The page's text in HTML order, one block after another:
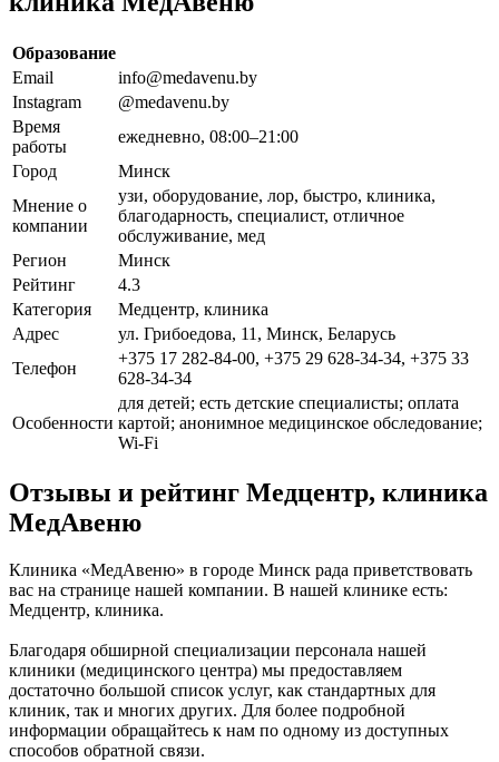
Образование
Email
info@medavenu.by
Instagram
@medavenu.by
Время
работы
ежедневно, 08:00–21:00
Город
Минск
Мнение о
компании
узи, оборудование, лор, быстро, клиника,
благодарность, специалист, отличное
обслуживание, мед
Регион
Минск
Рейтинг
4.3
Категория
Медцентр, клиника
Адрес
ул. Грибоедова, 11, Минск, Беларусь
Телефон
+375 17 282-84-00, +375 29 628-34-34, +375 33
628-34-34
Особенности
для детей; есть детские специалисты; оплата
картой; анонимное медицинское обследование;
Wi-Fi
Отзывы и рейтинг Медцентр, клиника
МедАвеню
Клиника «МедАвеню» в городе Минск рада приветствовать
вас на странице нашей компании. В нашей клинике есть:
Медцентр, клиника.
Благодаря обширной специализации персонала нашей
клиники (медицинского центра) мы предоставляем
достаточно большой список услуг, как стандартных для
клиник, так и многих других. Для более подробной
информации обращайтесь к нам по одному из доступных
способов обратной связи.